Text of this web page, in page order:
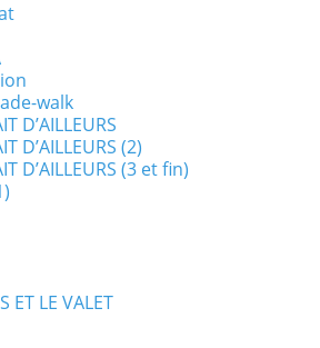
walk
D’AILLEURS
D’AILLEURS (2)
D’AILLEURS (3 et fin)
ET LE VALET